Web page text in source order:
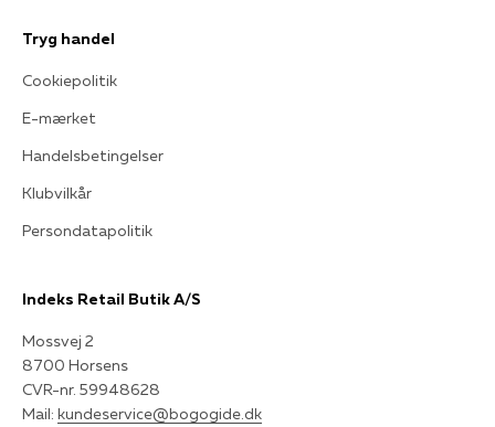
Tryg handel
Cookiepolitik
E-mærket
Handelsbetingelser
Klubvilkår
Persondatapolitik
Indeks Retail Butik A/S
Mossvej 2
8700 Horsens
CVR-nr. 59948628
Mail: kundeservice@bogogide.dk